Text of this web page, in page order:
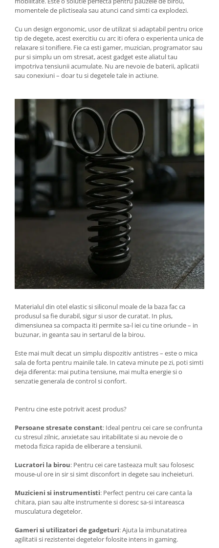
momentele de plictiseala sau atunci cand simti ca explodezi.
Cu un design ergonomic, usor de utilizat si adaptabil pentru orice
tip de degete, acest exercitiu cu arc iti ofera o experienta unica de
relaxare si tonifiere. Fie ca esti gamer, muzician, programator sau
pur si simplu un om stresat, acest gadget este aliatul tau
impotriva tensiunii acumulate. Nu are nevoie de baterii, aplicatii
sau conexiuni – doar tu si degetele tale in actiune.
Materialul din otel elastic si siliconul moale de la baza fac ca
produsul sa fie durabil, sigur si usor de curatat. In plus,
dimensiunea sa compacta iti permite sa-l iei cu tine oriunde – in
buzunar, in geanta sau in sertarul de la birou.
Este mai mult decat un simplu dispozitiv antistres – este o mica
sala de forta pentru mainile tale. In cateva minute pe zi, poti simti
deja diferenta: mai putina tensiune, mai multa energie si o
senzatie generala de control si confort.
Pentru cine este potrivit acest produs?
Persoane stresate constant: Ideal pentru cei care se confrunta
cu stresul zilnic, anxietate sau iritabilitate si au nevoie de o
metoda fizica rapida de eliberare a tensiunii.
Lucratori la birou: Pentru cei care tasteaza mult sau folosesc
mouse-ul ore in sir si simt disconfort in degete sau incheieturi.
Muzicieni si instrumentisti: Perfect pentru cei care canta la
chitara, pian sau alte instrumente si doresc sa-si intareasca
musculatura degetelor.
Gameri si utilizatori de gadgeturi: Ajuta la imbunatatirea
agilitatii si rezistentei degetelor folosite intens in gaming.